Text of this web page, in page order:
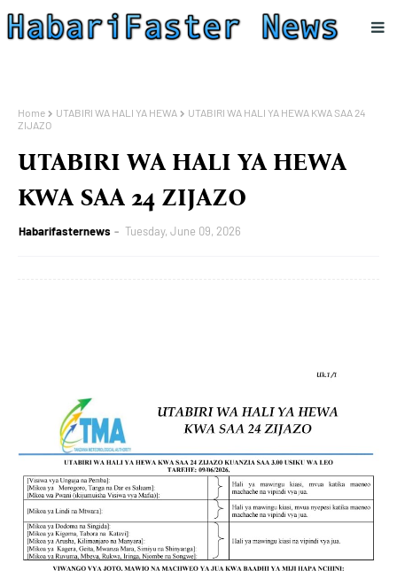
Home UTABIRI WA HALI YA HEWA
UTABIRI WA HALI YA HEWA KWA SAA 24
ZIJAZO
UTABIRI WA HALI YA HEWA
KWA SAA 24 ZIJAZO
Habarifasternews Tuesday, June 09, 2026